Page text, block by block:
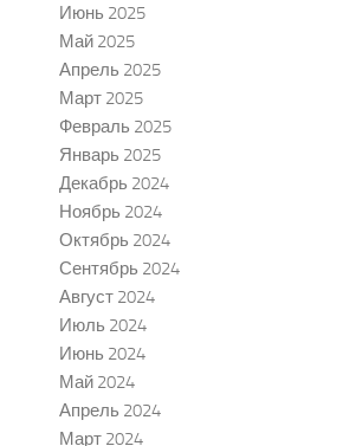
Июнь 2025
Май 2025
Апрель 2025
Март 2025
Февраль 2025
Январь 2025
Декабрь 2024
Ноябрь 2024
Октябрь 2024
Сентябрь 2024
Август 2024
Июль 2024
Июнь 2024
Май 2024
Апрель 2024
Март 2024